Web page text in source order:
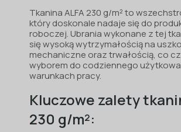
Tkanina ALFA 230 g/m² to
który doskonale nadaje się do
roboczej. Ubrania wykonane z tej
się wysoką wytrzymałością na
mechaniczne oraz trwałością, co
wyborem do codziennego
warunkach pracy.
Kluczowe zalety
230 g/m²: